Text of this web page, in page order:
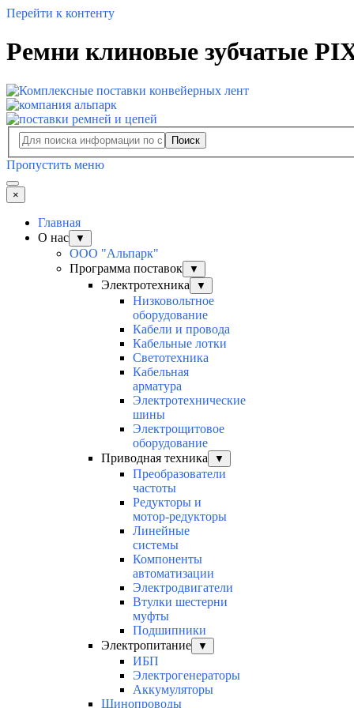
Перейти к контенту
Ремни клиновые зубчатые
Поиск
Пропустить меню
×
Главная
О нас
▼
ООО "Альпарк"
Программа поставок
▼
Электротехника ▼
Низковольтное
оборудование
Кабели и провода
Кабельные лотки
Светотехника
Кабельная
арматура
Электротехнические
шины
Электрощитовое
оборудование
Приводная техника
▼
Преобразователи
частоты
Редукторы и
мотор-редукторы
Линейные
системы
Компоненты
автоматизации
Электродвигатели
Втулки шестерни
муфты
Подшипники
Электропитание
▼
ИБП
Электрогенераторы
Аккумуляторы
Шинопроводы